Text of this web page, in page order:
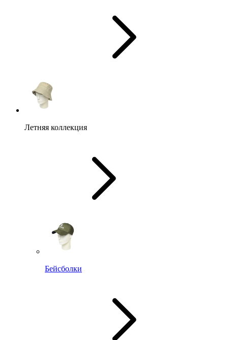
Летняя коллекция
Бейсболки